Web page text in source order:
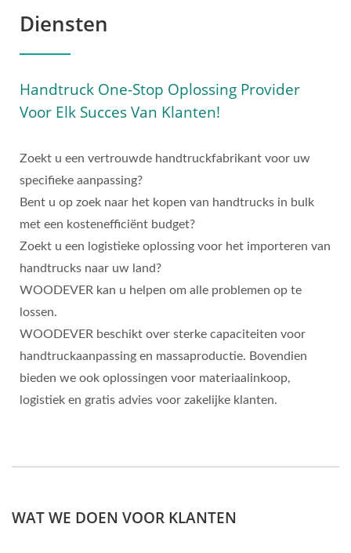
Diensten
Handtruck One-Stop Oplossing Provider
Voor Elk Succes Van Klanten!
Zoekt u een vertrouwde handtruckfabrikant voor uw
specifieke aanpassing?
Bent u op zoek naar het kopen van handtrucks in bulk
met een kostenefficiënt budget?
Zoekt u een logistieke oplossing voor het importeren van
handtrucks naar uw land?
WOODEVER kan u helpen om alle problemen op te
lossen.
WOODEVER beschikt over sterke capaciteiten voor
handtruckaanpassing en massaproductie. Bovendien
bieden we ook oplossingen voor materiaalinkoop,
logistiek en gratis advies voor zakelijke klanten.
WAT WE DOEN VOOR KLANTEN